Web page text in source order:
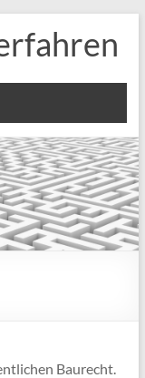
Baurecht.